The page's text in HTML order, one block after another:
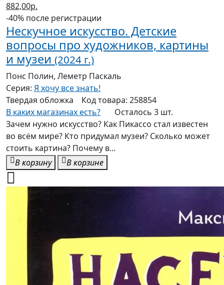
882,00р.
-40% после регистрации
Нескучное искусство. Детские
вопросы про художников, картины
и музеи (2024 г.)
Понс Полин, Леметр Паскаль
Серия: Я хочу все знать!
Твердая обложка Код товара: 258854
В каких магазинах есть?
Осталось 3 шт.
Зачем нужно искусство? Как Пикассо стал известен
во всём мире? Кто придумал музеи? Сколько может
стоить картина? Почему в...
В корзину
В корзине